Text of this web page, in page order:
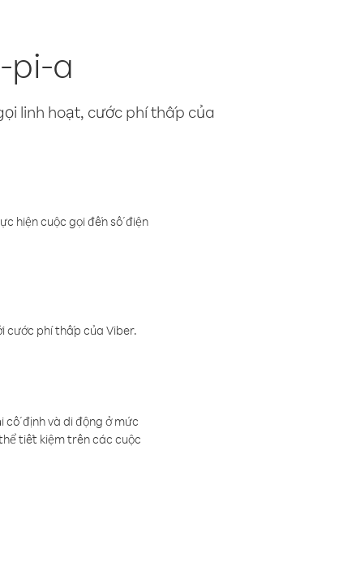
pi-a
linh hoạt, cước phí thấp của
hiện cuộc gọi đến số điện
cước phí thấp của Viber.
định và di động ở mức
tiết kiệm trên các cuộc